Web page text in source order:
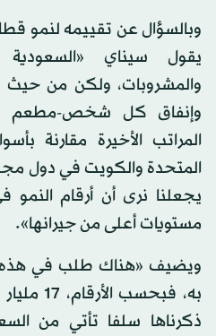
وبالسؤال عن تقييمه لنمو
يقول سيناي
والمشروبات، ولكن من
وإنفاق كل شخص-مطعم
المراتب الأخيرة مقارنة
المتحدة والكويت في دول
يجعلنا نرى أن أرقام النمو
مستويات أعلى من جيرانها».
ويضيف «هناك طلب في هذه
ذكرناها سلفا تأتي من